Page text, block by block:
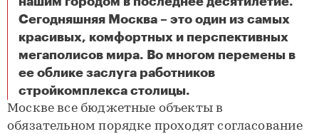
Сегодняшняя Москва – это один из самых
красивых, комфортных и перспективных
мегаполисов мира. Во многом перемены в
ее облике заслуга работников
стройкомплекса столицы.
12 лет непрерывного развития
Москве все бюджетные объекты в
обязательном порядке проходят согласование